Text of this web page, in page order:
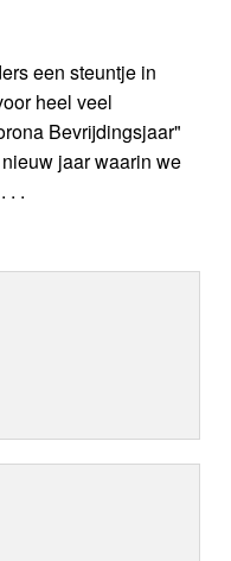
een steuntje in
heel veel
Bevrijdingsjaar"
jaar waarin we
. .